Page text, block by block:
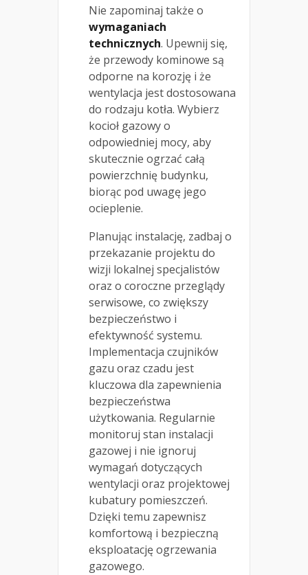
Nie zapominaj także o
wymaganiach
technicznych. Upewnij się,
że przewody kominowe są
odporne na korozję i że
wentylacja jest dostosowana
do rodzaju kotła. Wybierz
kocioł gazowy o
odpowiedniej mocy, aby
skutecznie ogrzać całą
powierzchnię budynku,
biorąc pod uwagę jego
ocieplenie.
Planując instalację, zadbaj o
przekazanie projektu do
wizji lokalnej specjalistów
oraz o coroczne przeglądy
serwisowe, co zwiększy
bezpieczeństwo i
efektywność systemu.
Implementacja czujników
gazu oraz czadu jest
kluczowa dla zapewnienia
bezpieczeństwa
użytkowania. Regularnie
monitoruj stan instalacji
gazowej i nie ignoruj
wymagań dotyczących
wentylacji oraz projektowej
kubatury pomieszczeń.
Dzięki temu zapewnisz
komfortową i bezpieczną
eksploatację ogrzewania
gazowego.